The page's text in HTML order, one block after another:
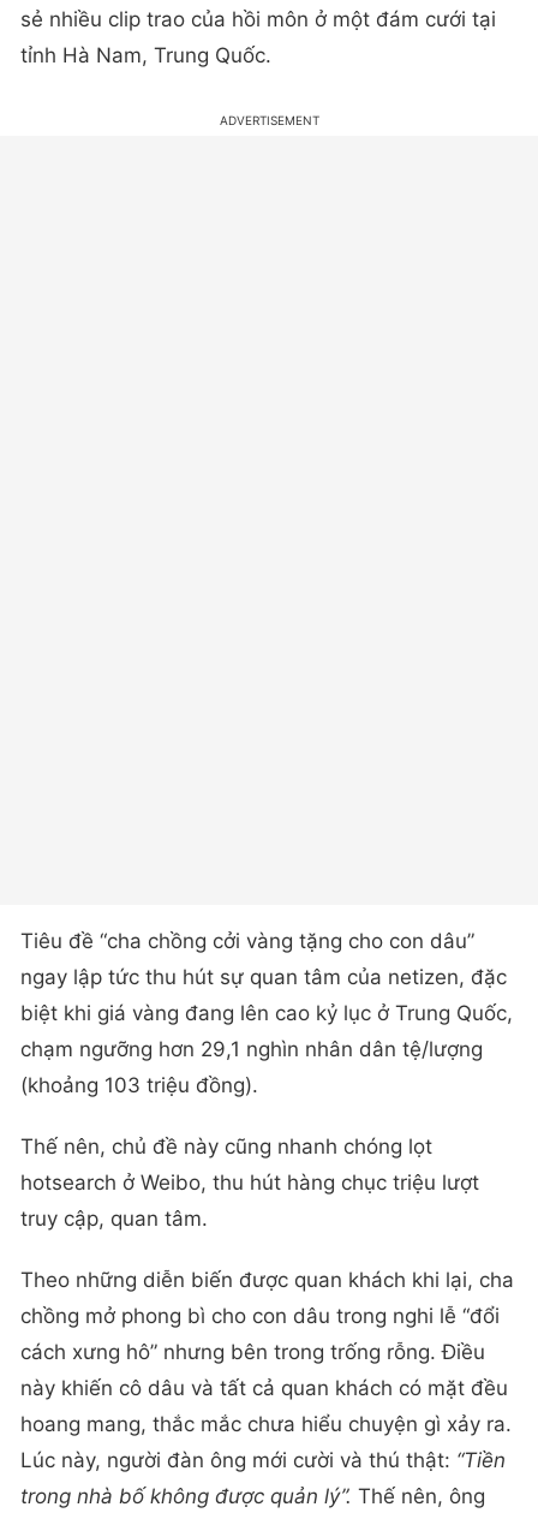
sẻ nhiều clip trao của hồi môn ở một đám cưới tại
tỉnh Hà Nam, Trung Quốc.
Tiêu đề “cha chồng cởi vàng tặng cho con dâu”
ngay lập tức thu hút sự quan tâm của netizen, đặc
biệt khi giá vàng đang lên cao kỷ lục ở Trung Quốc,
chạm ngưỡng hơn 29,1 nghìn nhân dân tệ/lượng
(khoảng 103 triệu đồng).
Thế nên, chủ đề này cũng nhanh chóng lọt
hotsearch ở Weibo, thu hút hàng chục triệu lượt
truy cập, quan tâm.
Theo những diễn biến được quan khách khi lại, cha
chồng mở phong bì cho con dâu trong nghi lễ “đổi
cách xưng hô” nhưng bên trong trống rỗng. Điều
này khiến cô dâu và tất cả quan khách có mặt đều
hoang mang, thắc mắc chưa hiểu chuyện gì xảy ra.
Lúc này, người đàn ông mới cười và thú thật: “Tiền
trong nhà bố không được quản lý”. Thế nên, ông